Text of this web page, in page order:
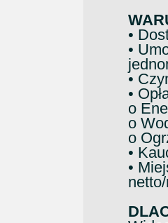
•
•
•
•
o
o
o
•
•